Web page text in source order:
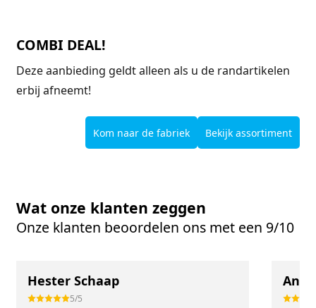
COMBI DEAL!
Deze aanbieding geldt alleen als u de randartikelen
erbij afneemt!
Kom naar de fabriek Bekijk assortiment
Wat onze klanten zeggen
Onze klanten beoordelen ons met een 9/10
Hester Schaap
5/5